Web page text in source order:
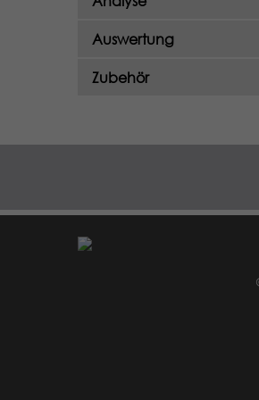
Auswertung
Zubehör